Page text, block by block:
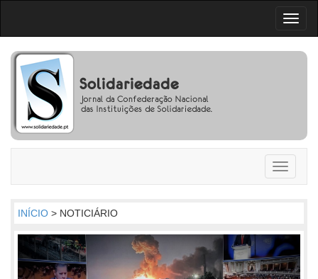
Toggle
INÍCIO > NOTICIÁRIO